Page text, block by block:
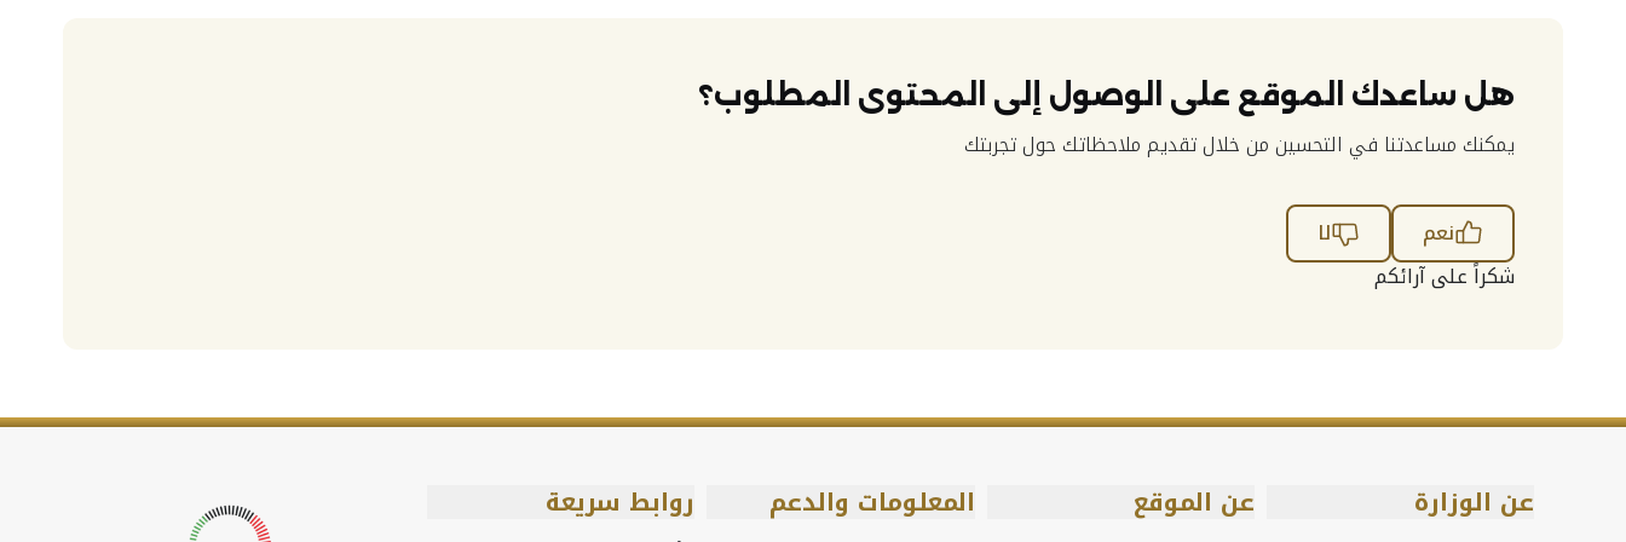
هل ساعدك الموقع على الوصول إلى المحتوى المطلوب؟
يمكنك مساعدتنا في التحسين من خلال تقديم ملاحظاتك حول تجربتك
نعم
لا
شكراً على آرائكم
عن الوزارة عن الموقع المعلومات والدعم روابط سريعة